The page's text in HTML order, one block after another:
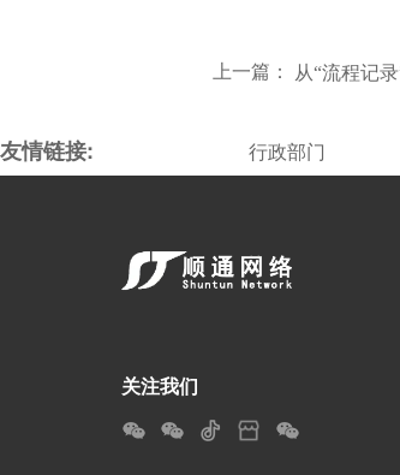
上一篇： 从“流程记
友情链接: 行政部门
关注我们